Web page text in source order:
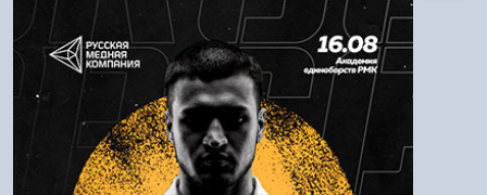
Авторизация
Логин:
Пароль